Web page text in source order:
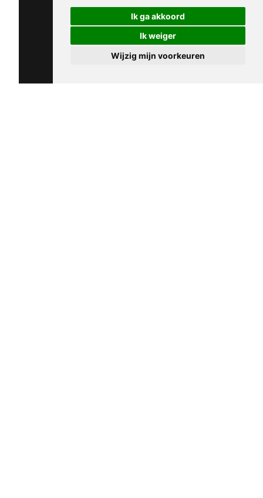
Ik ga akkoord
Ik weiger
Wijzig mijn voorkeuren